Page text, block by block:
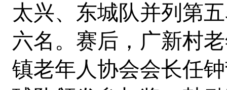
太兴、东城队并列第
六名。赛后，广新村
镇老年人协会会长任